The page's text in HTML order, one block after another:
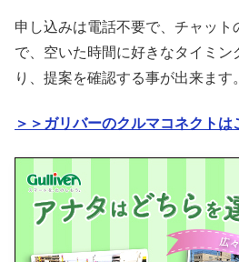
申し込みは電話不要で、チャッ
で、空いた時間に好きなタイミン
り、提案を確認する事が出来ます。
＞＞ガリバーのクルマコネクトは